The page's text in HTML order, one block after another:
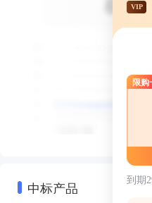
中标产品
VIP
限购
到期